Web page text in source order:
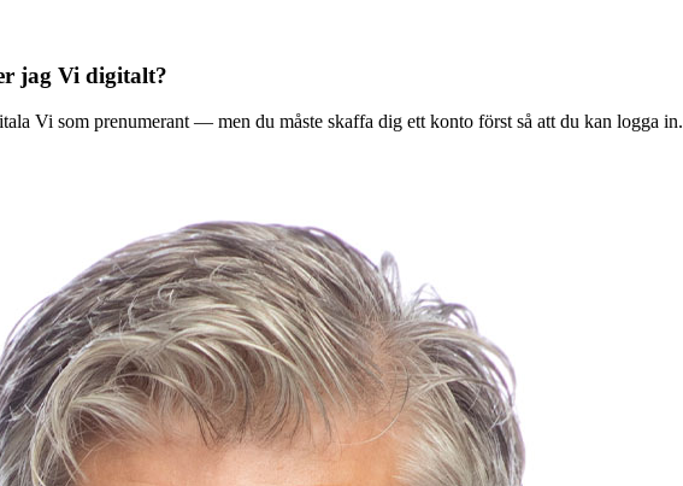
jag Vi digitalt?
Vi som prenumerant — men du måste skaffa dig ett konto först så att du kan logga in.